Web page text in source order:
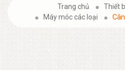
Trang chủ
Thiết
Máy móc các loại